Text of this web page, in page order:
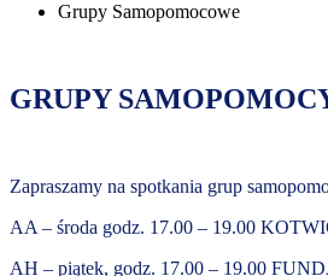
Grupy Samopomocowe
GRUPY
Zapraszamy na spotkania grup
AA – środa godz. 17.00 – 19.00
AH – piątek, godz. 17.00 – 19.00